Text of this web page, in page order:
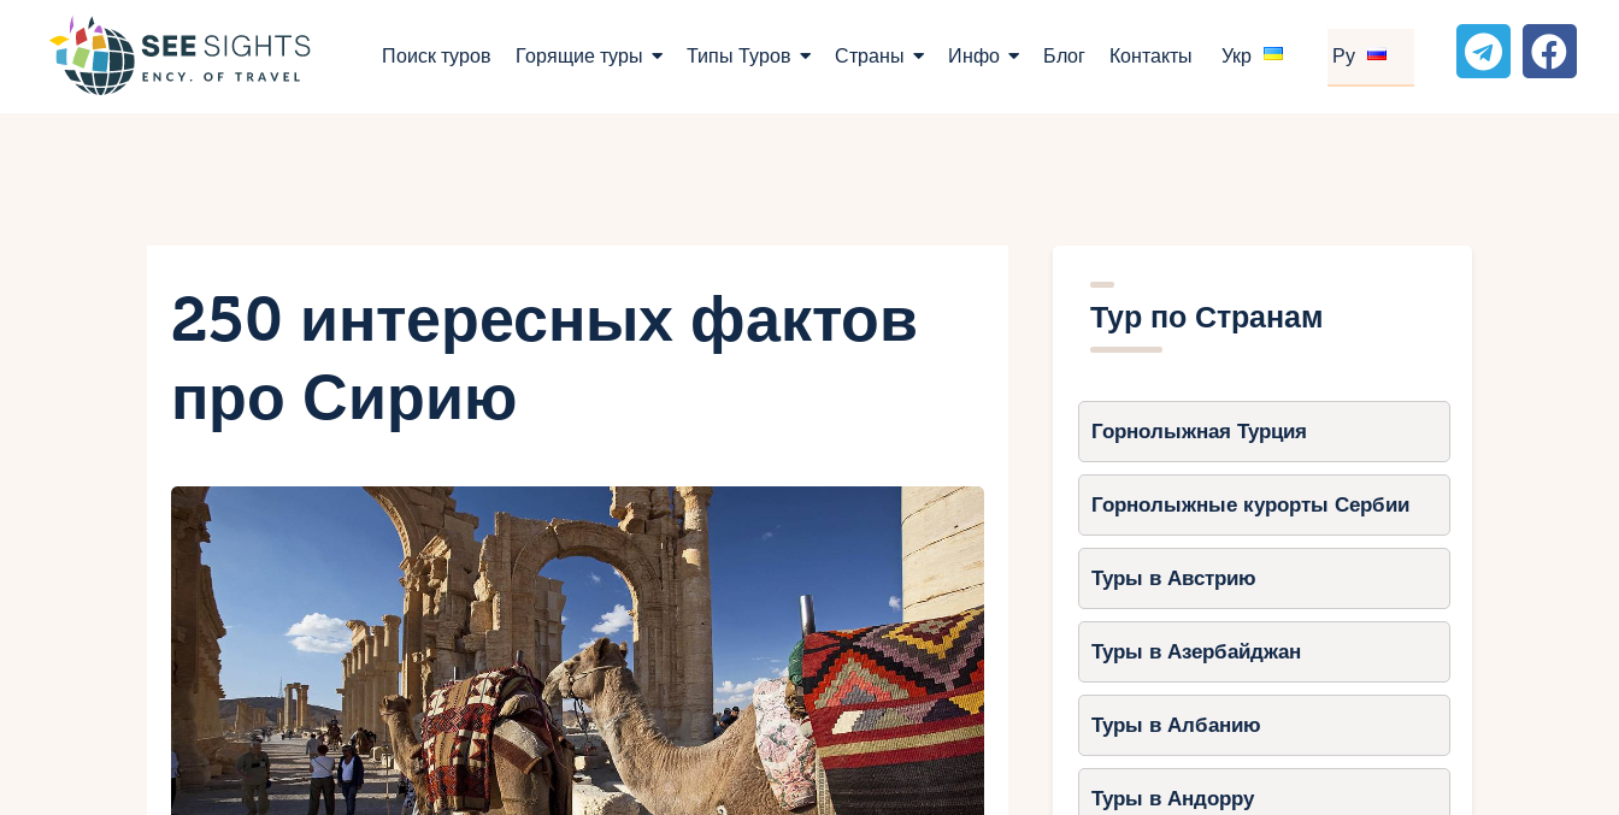
Поиск туров Горящие туры Типы Туров Страны Инфо Блог Контакты Укр Ру
Блог
Контакты
Укр
Ру
250 интересных фактов
про Сирию
Тур по Странам
Горнолыжная Турция
Горнолыжные курорты Сербии
Туры в Австрию
Туры в Азербайджан
Туры в Албанию
Туры в Андорру